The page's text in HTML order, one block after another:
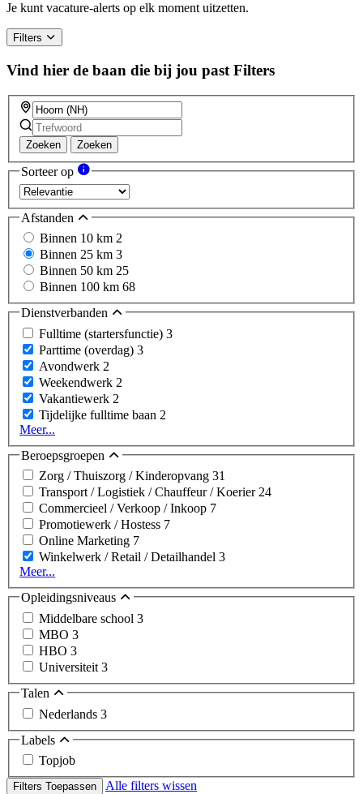
Je kunt vacature-alerts op elk moment uitzetten.
Filters
Vind hier de baan die bij jou past Filters
Zoeken Zoeken
Sorteer op
Afstanden
Binnen 10 km 2
Binnen 25 km 3
Binnen 50 km 25
Binnen 100 km 68
Dienstverbanden
Fulltime (startersfunctie) 3
Parttime (overdag) 3
Avondwerk 2
Weekendwerk 2
Vakantiewerk 2
Tijdelijke fulltime baan 2
Meer...
Beroepsgroepen
Zorg / Thuiszorg / Kinderopvang 31
Transport / Logistiek / Chauffeur / Koerier24
Commercieel / Verkoop / Inkoop 7
Promotiewerk / Hostess 7
Online Marketing 7
Winkelwerk / Retail / Detailhandel 3
Meer...
Opleidingsniveaus
Middelbare school 3
MBO 3
HBO 3
Universiteit 3
Talen
Nederlands 3
Labels
Topjob
Filters Toepassen
Alle filters wissen